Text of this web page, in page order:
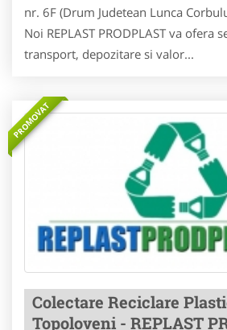
nr. 6F (Drum Judetean Lunca
Noi REPLAST PRODPLAST va ofera
transport, depozitare si valor...
PROMOVAT
Colectare Reciclare
Topoloveni - REPLAST